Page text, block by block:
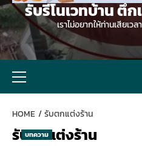
รับรีโนเวทบ้าน ตึ
เราไม่อยากให้ท่านเสียเ
Menu
HOME รับตกแต่งร้าน
รับตกแต่งร้าน
บทความ